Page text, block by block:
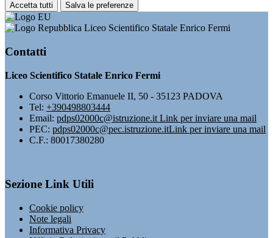
Accetta tutti Salva le preferenze
Liceo Scientifico Statale Enrico Fermi
Contatti
Liceo Scientifico Statale Enrico Fermi
Corso Vittorio Emanuele II, 50 - 35123 PADOVA
Tel: +390498803444
Email: pdps02000c@istruzione.it Link per inviare una mail
PEC: pdps02000c@pec.istruzione.itLink per inviare una mail
C.F.: 80017380280
Sezione Link Utili
Cookie policy
Note legali
Informativa Privacy